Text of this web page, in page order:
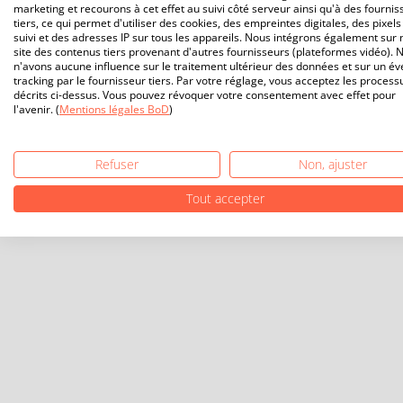
marketing et recourons à cet effet au suivi côté serveur ainsi qu'à des
tiers, ce qui permet d'utiliser des cookies, des empreintes digitales, des
suivi et des adresses IP sur tous les appareils. Nous intégrons également sur
site des contenus tiers provenant d'autres fournisseurs (plateformes vidéo).
n'avons aucune influence sur le traitement ultérieur des données et sur un
tracking par le fournisseur tiers. Par votre réglage, vous acceptez les
décrits ci-dessus. Vous pouvez révoquer votre consentement avec effet pour
l'avenir. (Mentions légales BoD)
Refuser
Non, ajuster
Tout accepter